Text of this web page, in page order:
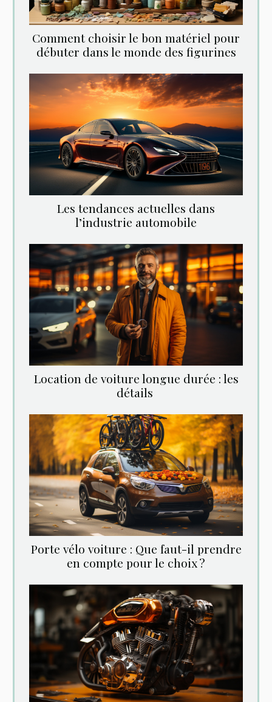
Comment choisir le bon matériel pour
débuter dans le monde des figurines
Les tendances actuelles dans
l’industrie automobile
Location‌ ‌de‌ ‌voiture‌ ‌longue‌ ‌durée‌ ‌:‌ ‌les‌
‌détails‌ ‌
Porte vélo voiture : Que faut-il prendre
en compte pour le choix ?